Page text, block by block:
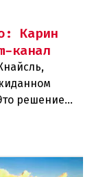
Карин
канал
решение